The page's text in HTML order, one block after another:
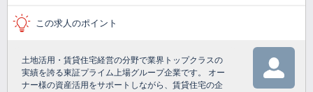
この求人のポイント
土地活用・賃貸住宅経営の分野で業界トップクラスの
実績を誇る東証プライム上場グループ企業です。 オー
ナー様の資産活用をサポートしながら、賃貸住宅の企